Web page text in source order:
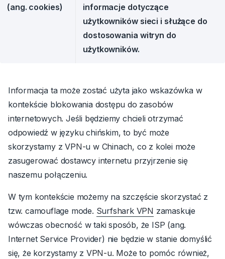
(ang. cookies)
informacje dotyczące
użytkowników sieci i służące do
dostosowania witryn do
użytkowników.
Informacja ta może zostać użyta jako wskazówka w
kontekście blokowania dostępu do zasobów
internetowych. Jeśli będziemy chcieli otrzymać
odpowiedź w języku chińskim, to być może
skorzystamy z VPN-u w Chinach, co z kolei może
zasugerować dostawcy internetu przyjrzenie się
naszemu połączeniu.
W tym kontekście możemy na szczęście skorzystać z
tzw. camouflage mode. Surfshark VPN zamaskuje
wówczas obecność w taki sposób, że ISP (ang.
Internet Service Provider) nie będzie w stanie domyślić
się, że korzystamy z VPN-u. Może to pomóc również,